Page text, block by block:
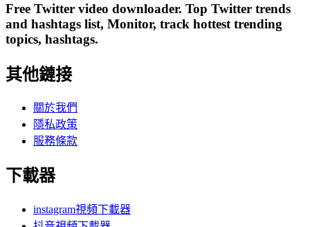
Free Twitter video downloader. Top Twitter trends
and hashtags list, Monitor, track hottest trending
topics, hashtags.
其他鏈接
關於我們
隱私政策
服務條款
下載器
instagram視頻下載器